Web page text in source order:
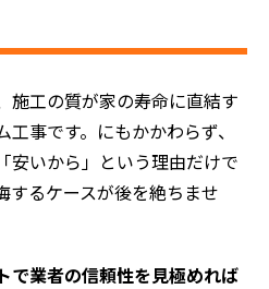
施工の質が家の寿命に直結す
事です。にもかかわらず、
安いから」という理由だけで
するケースが後を絶ちませ
で業者の信頼性を見極めれば